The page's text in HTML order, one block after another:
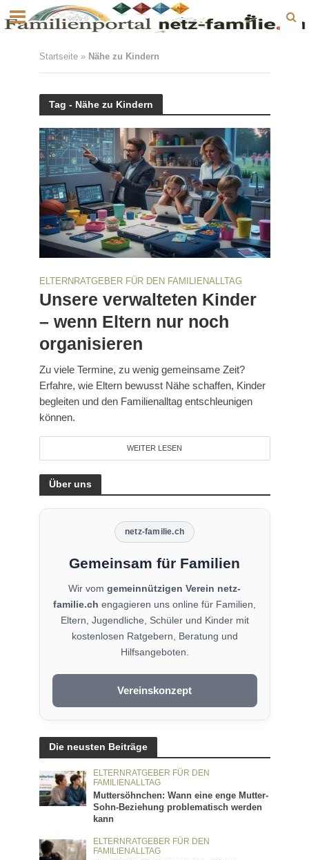
Startseite» Nähe zu Kindern
Tag - Nähe zu Kindern
ELTERNRATGEBER FÜR DEN FAMILIENALLTAG
Unsere verwalteten Kinder
– wenn Eltern nur noch
organisieren
Zu viele Termine, zu wenig gemeinsame Zeit?
Erfahre, wie Eltern bewusst Nähe schaffen, Kinder
begleiten und den Familienalltag entschleunigen
können.
WEITER LESEN
Über uns
netz-familie.ch
Gemeinsam für Familien
Wir vom gemeinnützigen Verein netz-
familie.ch engagieren uns online für Familien,
Eltern, Jugendliche, Schüler und Kinder mit
kostenlosen Ratgebern, Beratung und
Hilfsangeboten.
Vereinskonzept
Die neusten Beiträge
ELTERNRATGEBER FÜR DEN
FAMILIENALLTAG
Muttersöhnchen: Wann eine enge Mutter-
Sohn-Beziehung problematisch werden
kann
ELTERNRATGEBER FÜR DEN
FAMILIENALLTAG